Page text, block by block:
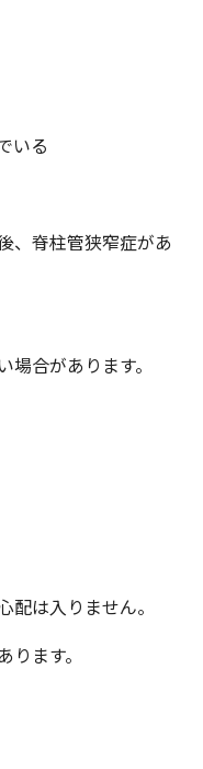
いる
、脊柱管狭窄症があ
合があります。
は入りません。
ます。